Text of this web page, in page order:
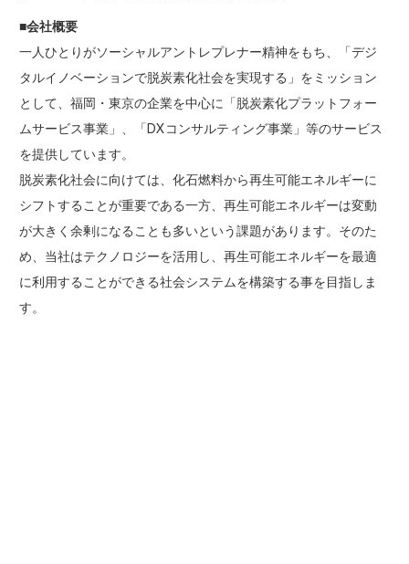
■会社概要
一人ひとりがソーシャルアントレプレナー精神をもち、「デジ
タルイノベーションで脱炭素化社会を実現する」をミッション
として、福岡・東京の企業を中心に「脱炭素化プラットフォー
ムサービス事業」、「DXコンサルティング事業」等のサービス
を提供しています。
脱炭素化社会に向けては、化石燃料から再生可能エネルギーに
シフトすることが重要である一方、再生可能エネルギーは変動
が大きく余剰になることも多いという課題があります。そのた
め、当社はテクノロジーを活用し、再生可能エネルギーを最適
に利用することができる社会システムを構築する事を目指しま
す。